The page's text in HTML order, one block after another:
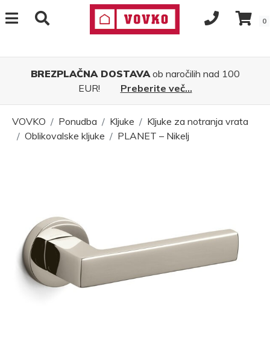
0
BREZPLAČNA DOSTAVAob naročilih nad 100
EUR!
Preberite več...
VOVKO Ponudba Kljuke
Kljuke za notranja vrata
Oblikovalske kljuke
PLANET – Nikelj